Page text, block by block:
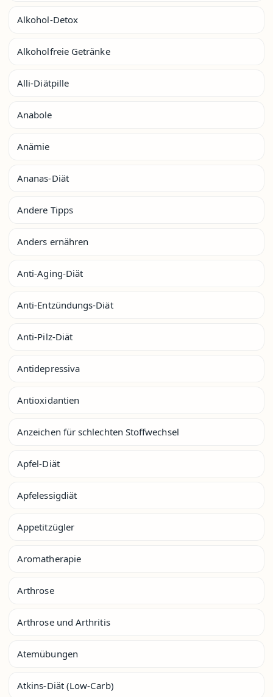
Alkohol-Detox
Alkoholfreie Getränke
Alli-Diätpille
Anabole
Anämie
Ananas-Diät
Andere Tipps
Anders ernähren
Anti-Aging-Diät
Anti-Entzündungs-Diät
Anti-Pilz-Diät
Antidepressiva
Antioxidantien
Anzeichen für schlechten Stoffwechsel
Apfel-Diät
Apfelessigdiät
Appetitzügler
Aromatherapie
Arthrose
Arthrose und Arthritis
Atemübungen
Atkins-Diät (Low-Carb)